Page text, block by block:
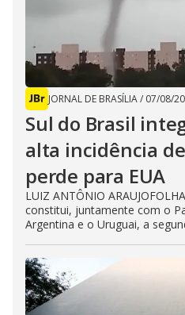
JORNAL DE BRASÍLIA/ 07/08/
Sul do Brasil
alta incidência
perde para EUA
LUIZ ANTÔNIO
constitui, juntamente com o
Argentina e o Uruguai, a